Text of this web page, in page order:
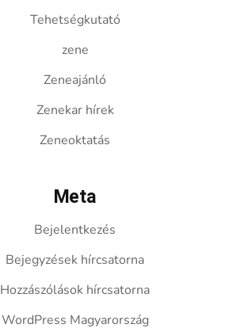
Tehetségkutató
zene
Zeneajánló
Zenekar hírek
Zeneoktatás
Meta
Bejelentkezés
Bejegyzések hírcsatorna
Hozzászólások hírcsatorna
WordPress Magyarország